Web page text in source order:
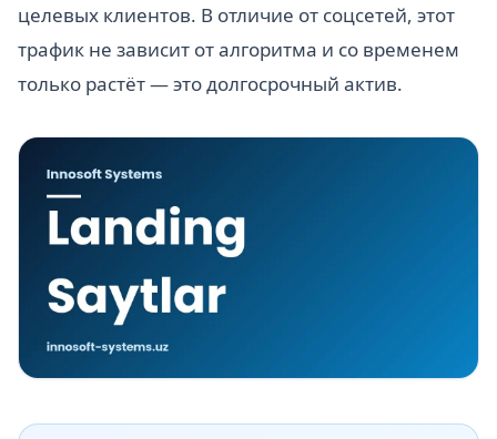
целевых клиентов. В отличие от соцсетей, этот
трафик не зависит от алгоритма и со временем
только растёт — это долгосрочный актив.